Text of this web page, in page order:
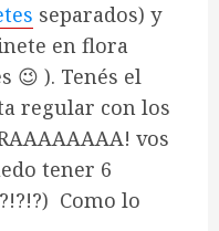
separados) y
en flora
😉 ). Tenés el
regular con los
vos
tener 6
Como lo